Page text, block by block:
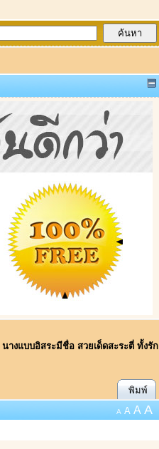
นางแบบอิสระมีชื่อ สวยเด็ดสะระตี่ ทั้งรัก
พิมพ์
A A A A